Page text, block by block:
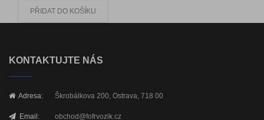
PŘIDAT DO KOŠÍKU
KONTAKTUJTE NÁS
Adresa: Škrobálkova 200, Ostrava, 718 00
Email: obchod@fofrvozik.cz